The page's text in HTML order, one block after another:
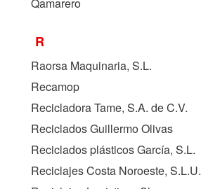
R
Raorsa Maquinaria, S.L.
Recamop
Recicladora Tame, S.A. de C.V.
Reciclados Guillermo Olivas
Reciclados plásticos García, S.L.
Reciclajes Costa Noroeste, S.L.U.